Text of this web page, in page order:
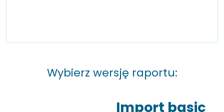
Wybierz wersję raportu:
Import basic